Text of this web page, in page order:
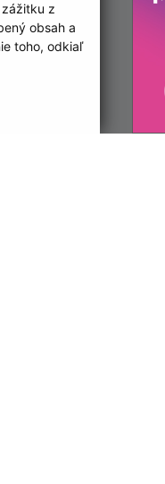
z
obsah a
toho, odkiaľ